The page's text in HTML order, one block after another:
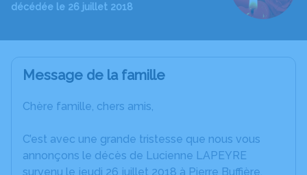
décédée le 26 juillet 2018
Message de la famille
Chère famille, chers amis,
C’est avec une grande tristesse que nous vous
annonçons le décès de Lucienne LAPEYRE
survenu le jeudi 26 juillet 2018 à Pierre Buffière.